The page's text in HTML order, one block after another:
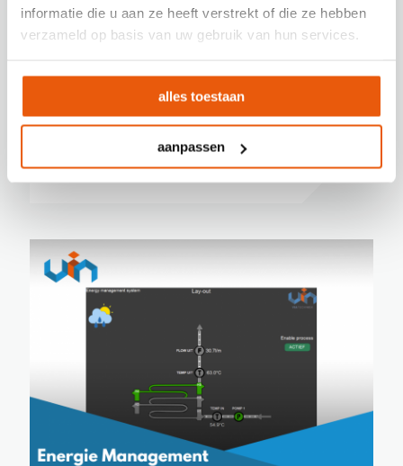
informatie die u aan ze heeft verstrekt of die ze hebben
verzameld op basis van uw gebruik van hun services.
alles toestaan
aanpassen
BESTURINGSKAST
MAAL/MENGLIJN